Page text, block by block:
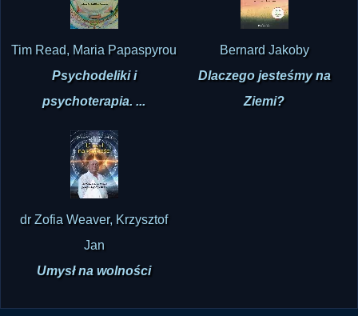
Tim Read, Maria Papaspyrou
Psychodeliki i
psychoterapia. ...
Bernard Jakoby
Dlaczego jesteśmy na
Ziemi?
dr Zofia Weaver, Krzysztof
Jan
Umysł na wolności